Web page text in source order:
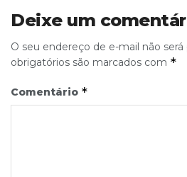
Deixe um
O seu endereço de e-mail não será
obrigatórios são marcados com *
Comentário *